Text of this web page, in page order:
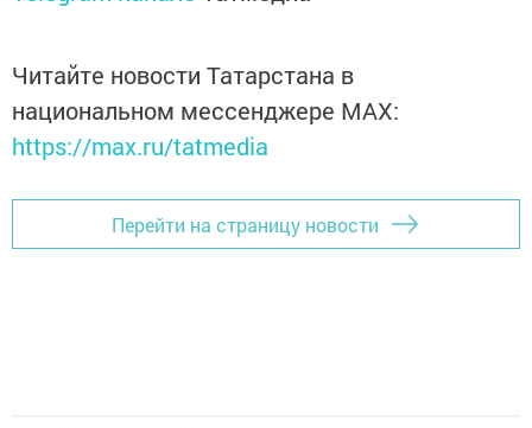
Читайте новости Татарстана в
национальном мессенджере MАХ:
https://max.ru/tatmedia
Перейти на страницу новости